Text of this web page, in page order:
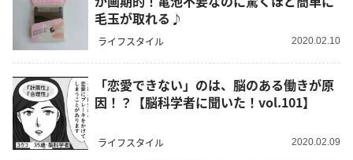
毛玉が取れる♪
ライフスタイル 2020.02.10
「恋愛できない」のは、脳のある働きが原
因！？【脳科学者に聞いた！vol.101】
ライフスタイル 2020.02.09